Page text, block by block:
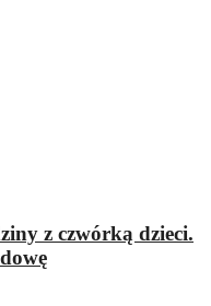
z czwórką dzieci.